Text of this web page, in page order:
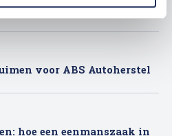
voor ABS Autoherstel
hoe een eenmanszaak in